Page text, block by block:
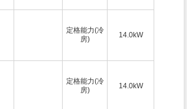
定格能力(冷
房)
14.0kW
定格能力(冷
房)
14.0kW